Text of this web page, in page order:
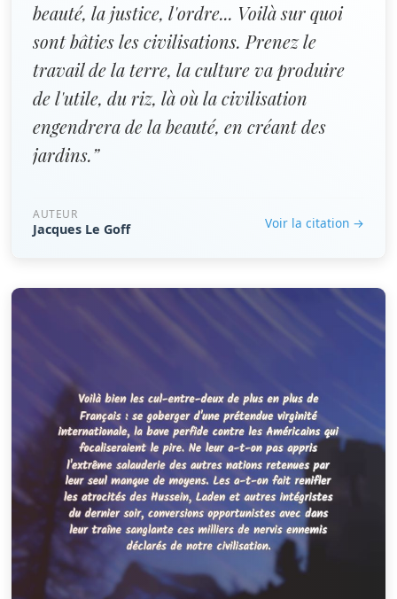
beauté, la justice, l'ordre... Voilà sur quoi
sont bâties les civilisations. Prenez le
travail de la terre, la culture va produire
de l'utile, du riz, là où la civilisation
engendrera de la beauté, en créant des
jardins.”
AUTEUR
Jacques Le Goff Voir la citation →